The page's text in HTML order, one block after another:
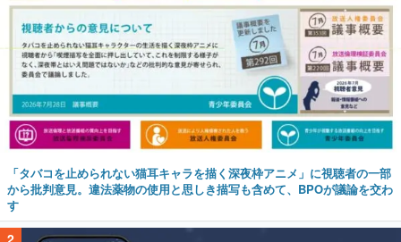
「タバコを止められない猫耳キャラを描く深夜枠アニメ」に視聴者の一部
から批判意見。違法薬物の使用と思しき描写も含めて、BPOが議論を交わ
す
2